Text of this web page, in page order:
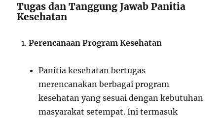
Tugas dan Tanggung Jawab Panitia
Kesehatan
Perencanaan Program Kesehatan
Panitia kesehatan bertugas
merencanakan berbagai program
kesehatan yang sesuai dengan kebutuhan
masyarakat setempat. Ini termasuk